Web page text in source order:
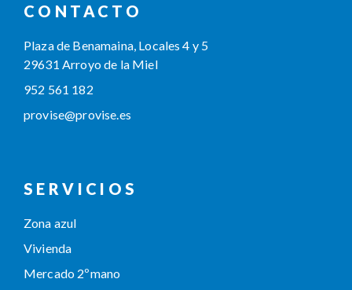
CONTACTO
Plaza de Benamaina, Locales 4 y 5
29631 Arroyo de la Miel
952 561 182
provise@provise.es
SERVICIOS
Zona azul
Vivienda
Mercado 2ºmano